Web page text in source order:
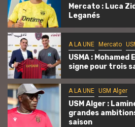
Mercato : Luca
Leganés
A LA UNE Mercato
USMA : Mohamed
signe pour trois
A LA UNE USM Alger
USM Alger :
grandes
saison